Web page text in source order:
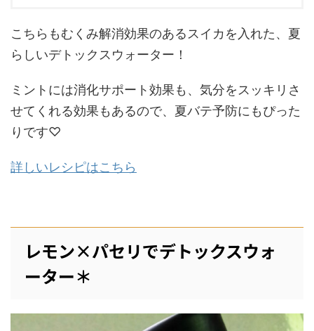
こちらもむくみ解消効果のあるスイカを入れた、夏
らしいデトックスウォーター！
ミントには消化サポート効果も、気分をスッキリさ
せてくれる効果もあるので、夏バテ予防にもぴった
りです♡
詳しいレシピはこちら
レモン×パセリでデトックスウォ
ーター＊